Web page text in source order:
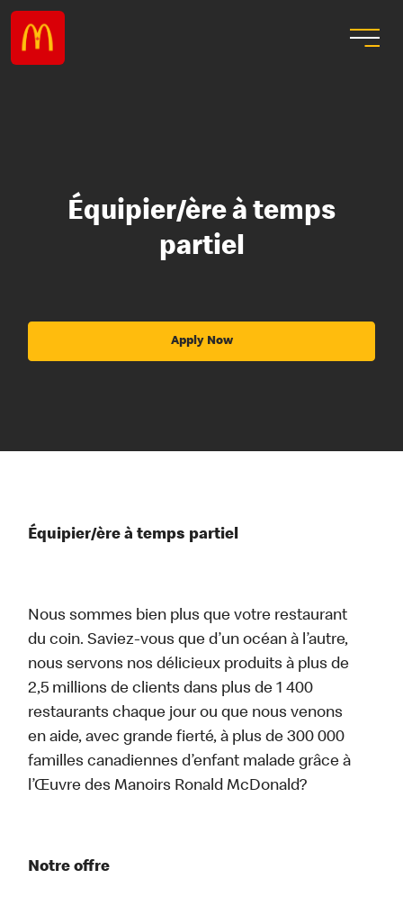
Équipier/ère à temps
partiel
Apply Now
Équipier/ère à temps partiel
Nous sommes bien plus que votre restaurant
du coin. Saviez-vous que d’un océan à l’autre,
nous servons nos délicieux produits à plus de
2,5 millions de clients dans plus de 1 400
restaurants chaque jour ou que nous venons
en aide, avec grande fierté, à plus de 300 000
familles canadiennes d’enfant malade grâce à
l’Œuvre des Manoirs Ronald McDonald?
Notre offre